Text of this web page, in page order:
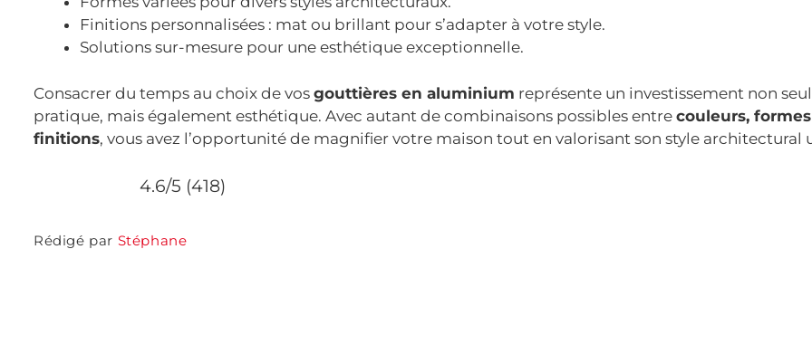
Finitions personnalisées : mat ou brillant pour s’adapter à votre style.
Solutions sur-mesure pour une esthétique exceptionnelle.
Consacrer du temps au choix de vos gouttières en aluminium représente un investissement non
pratique, mais également esthétique. Avec autant de combinaisons possibles entre couleurs,
finitions, vous avez l’opportunité de magnifier votre maison tout en valorisant son style architectural
4.6/5 (418)
Rédigé par Stéphane